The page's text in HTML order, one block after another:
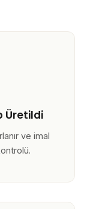
Üretildi
ve imal